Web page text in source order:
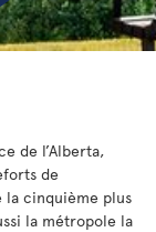
de l’Alberta,
de
la cinquième plus
la métropole la